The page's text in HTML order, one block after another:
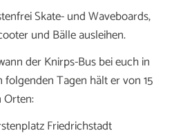
Skate- und Waveboards,
und Bälle ausleihen.
der Knirps-Bus bei euch in
folgenden Tagen hält er von 15
Orten:
Friedrichstadt